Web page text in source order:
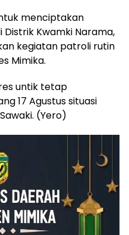
menciptakan
Kwamki Narama,
kegiatan patroli rutin
Mimika.
untik tetap
17 Agustus situasi
(Yero)